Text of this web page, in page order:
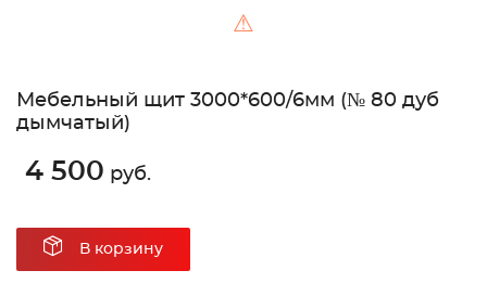
⚠
Мебельный щит 3000*600/6мм (№ 80 дуб
дымчатый)
4 500 руб.
В корзину